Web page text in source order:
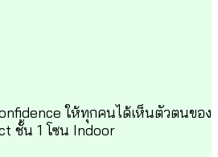
ให้ทุกคนได้เห็นตัวตนของ
ชั้น 1 โซน Indoor